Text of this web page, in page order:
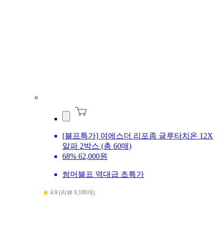
[블프특가] 여에스더 리포좀 글루타치온 12X
알파 2박스 (총 60매)
68% 62,000원
썸머블프 역대급 초특가
4.9 (리뷰 9,109개)